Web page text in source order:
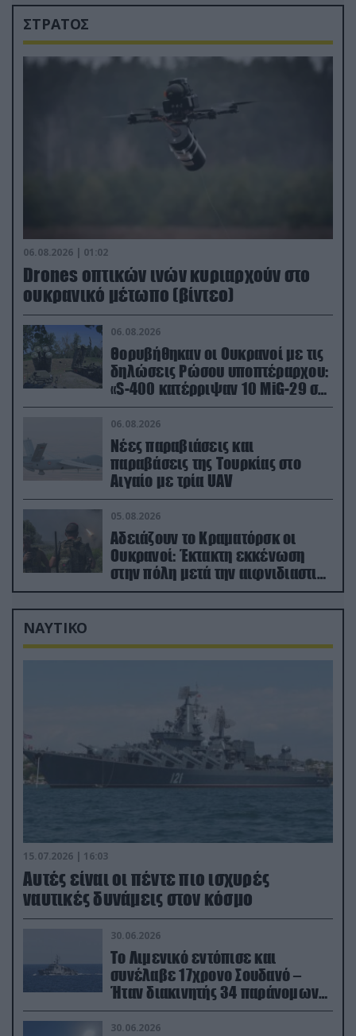
ΣΤΡΑΤΟΣ
06.08.2026 | 01:02
Drones οπτικών ινών κυριαρχούν στο
ουκρανικό μέτωπο (βίντεο)
06.08.2026
Θορυβήθηκαν οι Ουκρανοί με τις
δηλώσεις Ρώσου υποπτέραρχου:
«S-400 κατέρριψαν 10 MiG-29 σε
μόλις μια μέρα!»
06.08.2026
Νέες παραβιάσεις και
παραβάσεις της Τουρκίας στο
Αιγαίο με τρία UAV
05.08.2026
Αδειάζουν το Κραματόρσκ οι
Ουκρανοί: Έκτακτη εκκένωση
στην πόλη μετά την αιφνιδιαστική
προώθηση των Ρώσων (βίντεο)
ΝΑΥΤΙΚΟ
15.07.2026 | 16:03
Aυτές είναι οι πέντε πιο ισχυρές
ναυτικές δυνάμεις στον κόσμο
30.06.2026
Το Λιμενικό εντόπισε και
συνέλαβε 17χρονο Σουδανό –
Ήταν διακινητής 34 παράνομων
μεταναστών
30.06.2026